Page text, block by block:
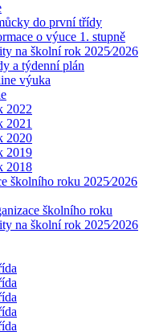
do první třídy
o výuce 1. stupně
na školní rok 2025⁄2026
a týdenní plán
výuka
2022
2021
2020
2019
2018
školního roku 2025⁄2026
školního roku
na školní rok 2025⁄2026